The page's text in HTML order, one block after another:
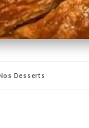
Nos Desserts